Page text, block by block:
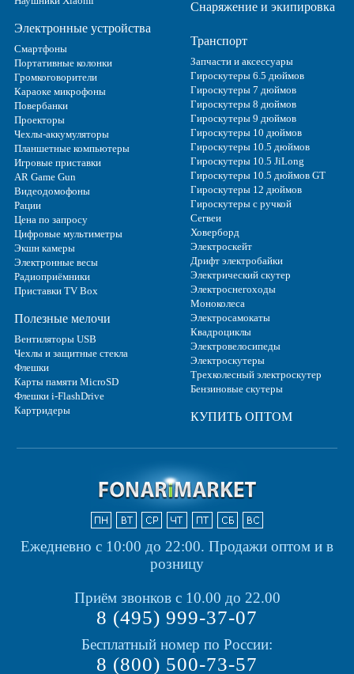
Электронные устройства
Смартфоны
Портативные колонки
Громкоговорители
Караоке микрофоны
Повербанки
Проекторы
Чехлы-аккумуляторы
Планшетные компьютеры
Игровые приставки
AR Game Gun
Видеодомофоны
Рации
Цена по запросу
Цифровые мультиметры
Экшн камеры
Электронные весы
Радиоприёмники
Приставки TV Box
Полезные мелочи
Вентиляторы USB
Чехлы и защитные стекла
Флешки
Карты памяти MicroSD
Флешки i-FlashDrive
Картридеры
Снаряжение и экипировка
Транспорт
Запчасти и аксессуары
Гироскутеры 6.5 дюймов
Гироскутеры 7 дюймов
Гироскутеры 8 дюймов
Гироскутеры 9 дюймов
Гироскутеры 10 дюймов
Гироскутеры 10.5 дюймов
Гироскутеры 10.5 JiLong
Гироскутеры 10.5 дюймов GT
Гироскутеры 12 дюймов
Гироскутеры с ручкой
Сегвеи
Ховерборд
Электроскейт
Дрифт электробайки
Электрический скутер
Электроснегоходы
Моноколеса
Электросамокаты
Квадроциклы
Электровелосипеды
Электроскутеры
Трехколесный электроскутер
Бензиновые скутеры
КУПИТЬ ОПТОМ
Ежедневно с 10:00 до 22:00. Продажи оптом и в
розницу
Приём звонков с 10.00 до 22.00
8 (495) 999-37-07
Бесплатный номер по России:
8 (800) 500-73-57